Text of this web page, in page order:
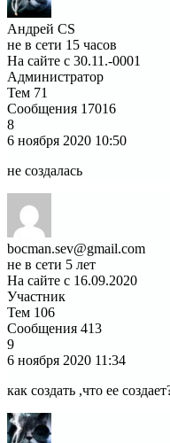
Андрей CS
не в сети 15 часов
На сайте с 30.11.-0001
Администратор
Тем 71
Сообщения 17016
8
6 ноября 2020 10:50
не создалась
bocman.sev@gmail.com
не в сети 5 лет
На сайте с 16.09.2020
Участник
Тем 106
Сообщения 413
9
6 ноября 2020 11:34
как создать ,что ее